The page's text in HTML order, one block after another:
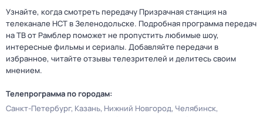
Узнайте, когда смотреть передачу Призрачная станция на
телеканале НСТ в Зеленодольске. Подробная программа передач
на ТВ от Рамблер поможет не пропустить любимые шоу,
интересные фильмы и сериалы. Добавляйте передачи в
избранное, читайте отзывы телезрителей и делитесь своим
мнением.
Телепрограмма по городам:
Санкт-Петербург Казань Нижний Новгород Челябинск